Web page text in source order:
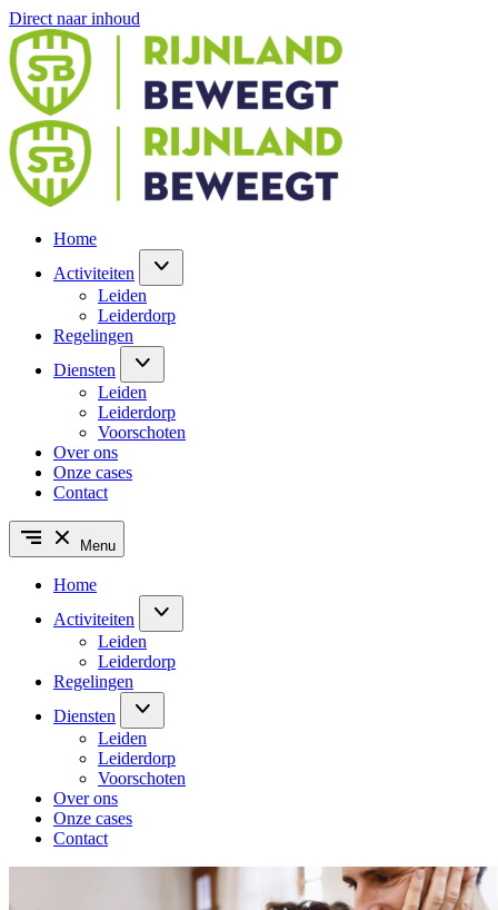
Direct naar inhoud
Home
Activiteiten
Leiden
Leiderdorp
Regelingen
Diensten
Leiden
Leiderdorp
Voorschoten
Over ons
Onze cases
Contact
Menu
Home
Activiteiten
Leiden
Leiderdorp
Regelingen
Diensten
Leiden
Leiderdorp
Voorschoten
Over ons
Onze cases
Contact